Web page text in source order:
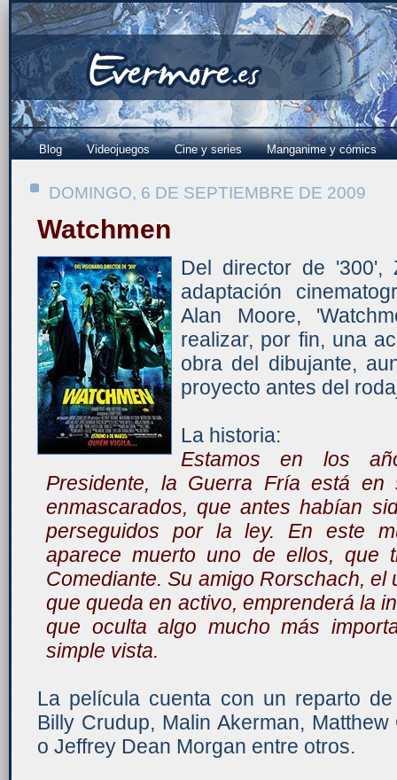
Blog Videojuegos Cine y series Manganime y cómics
DOMINGO, 6 DE SEPTIEMBRE DE 2009
Watchmen
Del director de '300',
adaptación
Alan Moore,
realizar, por fin, una
obra del dibujante,
proyecto antes del
La historia:
Estamos en los
Presidente, la Guerra Fría está
enmascarados, que antes habían
perseguidos por la ley. En este
aparece muerto uno de ellos, que
Comediante. Su amigo Rorschach,
que queda en activo, emprenderá la
que oculta algo mucho más
simple vista.
La película cuenta con un reparto
Billy Crudup, Malin Akerman,
o Jeffrey Dean Morgan entre otros.